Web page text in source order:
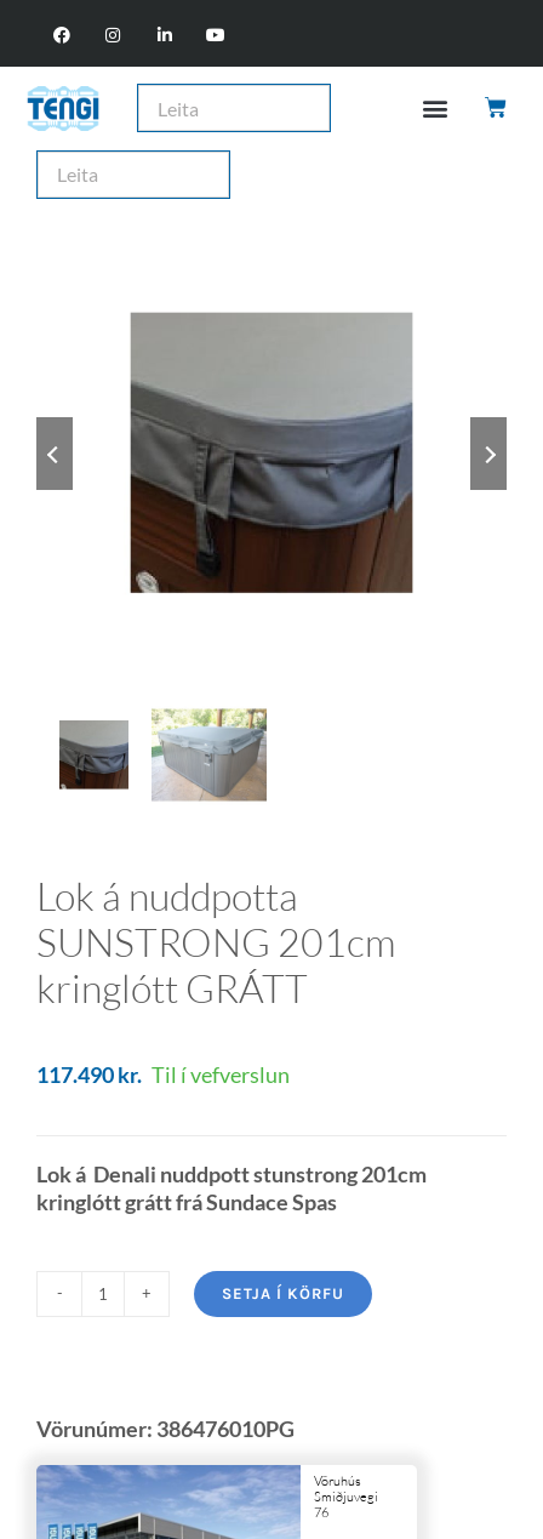
Lok á nuddpotta
SUNSTRONG 201cm
kringlótt GRÁTT
117.490kr. Til í vefverslun
Lok á Denali nuddpott stunstrong 201cm
kringlótt grátt frá Sundace Spas
SETJA Í KÖRFU
Vörunúmer: 386476010PG
Vöruhús
Smiðjuvegi
76